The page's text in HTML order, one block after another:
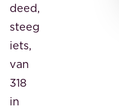
deed,
steeg
iets,
van
318
in